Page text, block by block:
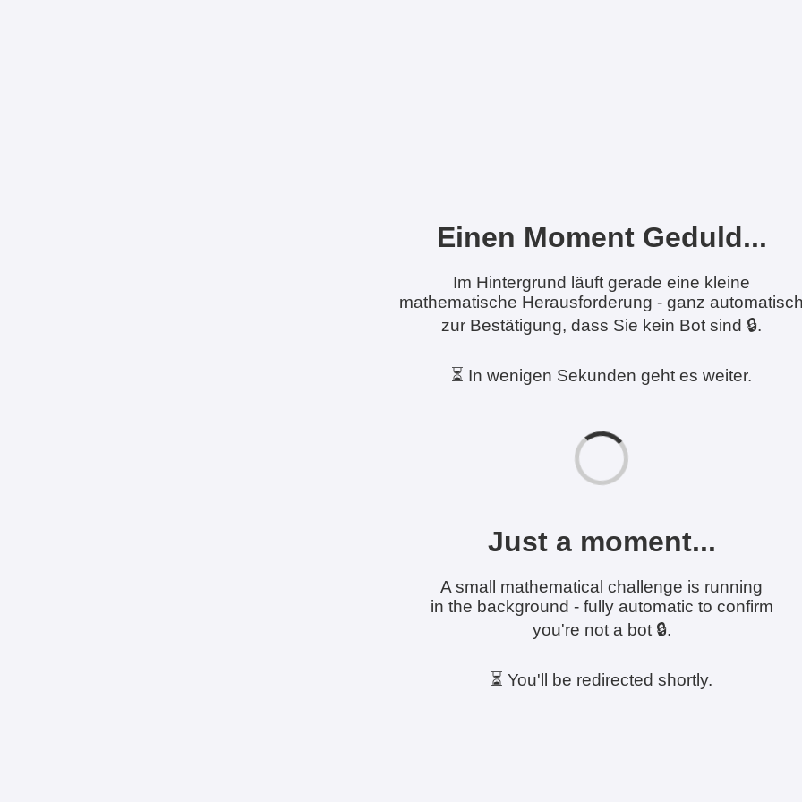
Einen Moment Geduld...
Im Hintergrund läuft gerade eine kleine
mathematische Herausforderung - ganz
zur Bestätigung, dass Sie kein Bot sind 🔒.
⏳ In wenigen Sekunden geht es weiter.
Just a moment...
A small mathematical challenge is running
in the background - fully automatic to confirm
you're not a bot 🔒.
⏳ You'll be redirected shortly.